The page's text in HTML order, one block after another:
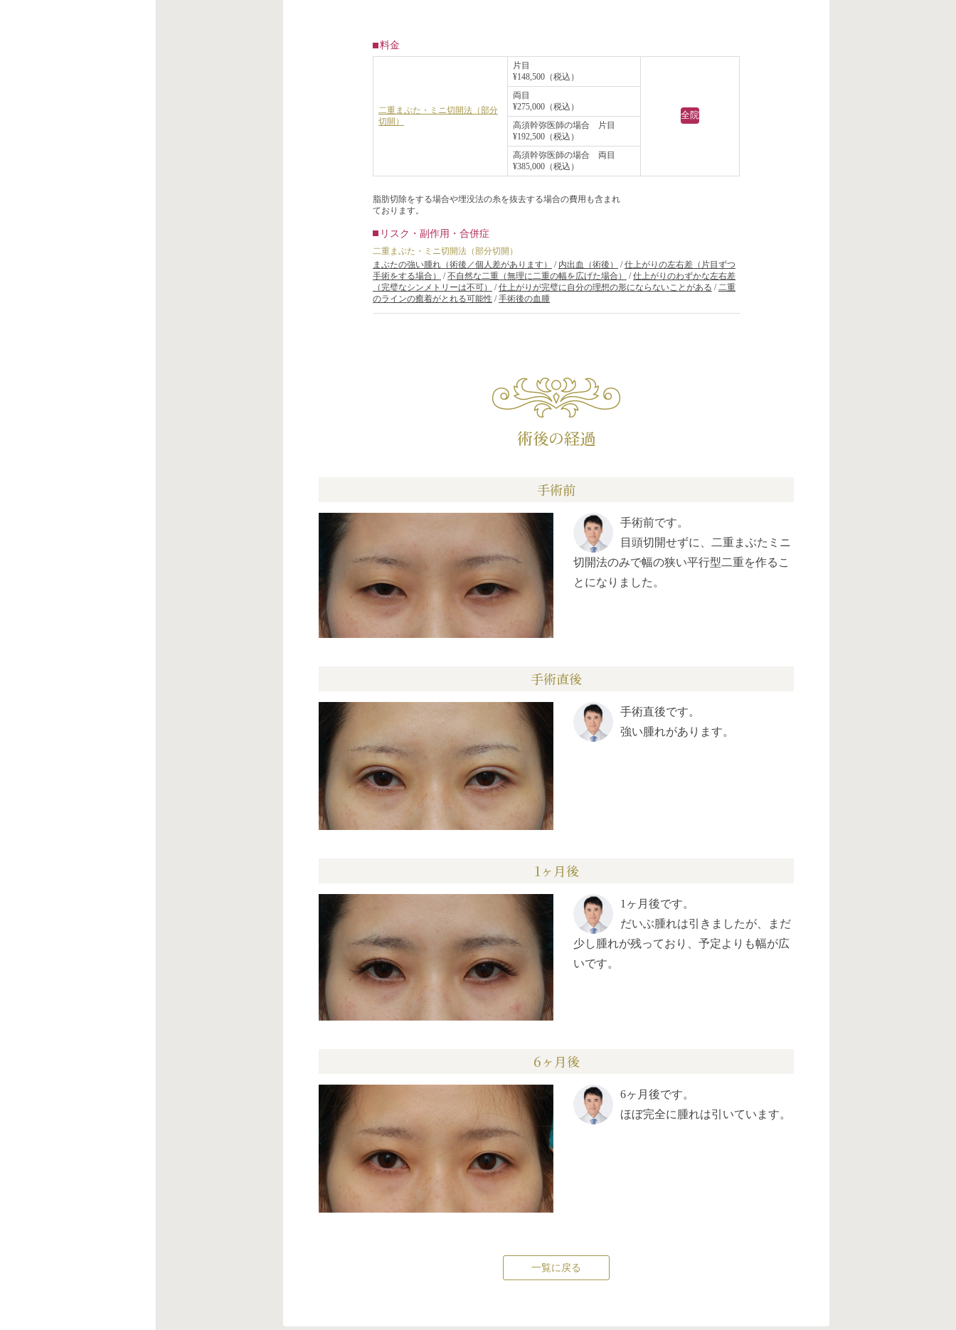
料金
二重まぶた・ミニ切開法（部分
切開）
片目
¥148,500（税込）
全院
両目
¥275,000（税込）
高須幹弥医師の場合 片目
¥192,500（税込）
高須幹弥医師の場合 両目
¥385,000（税込）
脂肪切除をする場合や埋没法の糸を抜去する場合の費用も含まれ
ております。
リスク・副作用・合併症
二重まぶた・ミニ切開法（部分切開）
まぶたの強い腫れ（術後／個人差があります）
/ 内出血（術後） /仕上がりの左右差（片目ずつ
手術をする場合）
/不自然な二重（無理に二重の幅を広げた場合） /仕上がりのわずかな左右差
（完璧なシンメトリーは不可）
/仕上がりが完璧に自分の理想の形にならないことがある /二重
のラインの癒着がとれる可能性 /手術後の血腫
術後の経過
手術前
手術前です。
目頭切開せずに、二重まぶたミニ
切開法のみで幅の狭い平行型二重を作るこ
とになりました。
手術直後
手術直後です。
強い腫れがあります。
1ヶ月後
1ヶ月後です。
だいぶ腫れは引きましたが、まだ
少し腫れが残っており、予定よりも幅が広
いです。
6ヶ月後
6ヶ月後です。
ほぼ完全に腫れは引いています。
一覧に戻る